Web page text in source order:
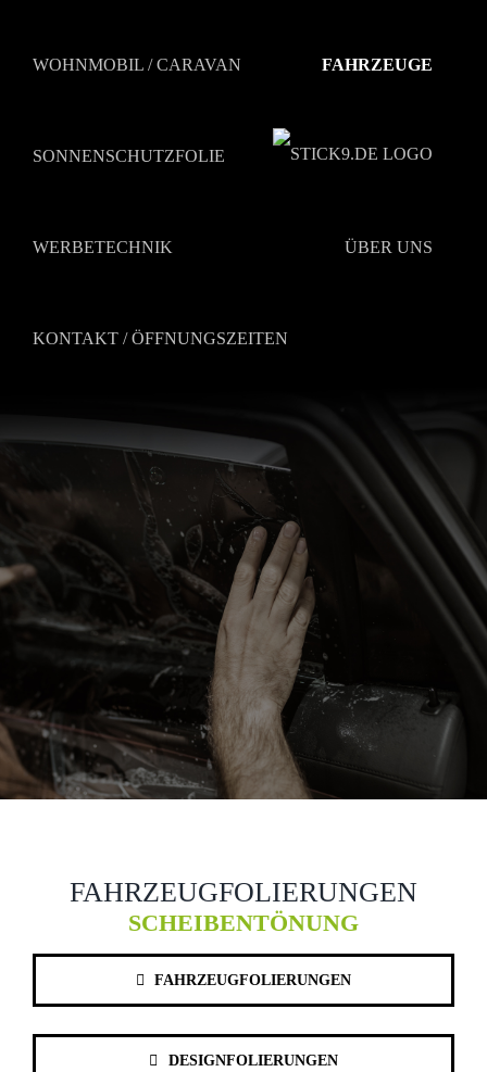
springenWOHNMOBIL / CARAVAN FAHRZEUGE
SONNENSCHUTZFOLIE
WERBETECHNIK ÜBER UNS
KONTAKT / ÖFFNUNGSZEITEN
FAHRZEUGFOLIERUNGEN
SCHEIBENTÖNUNG
FAHRZEUGFOLIERUNGEN
DESIGNFOLIERUNGEN